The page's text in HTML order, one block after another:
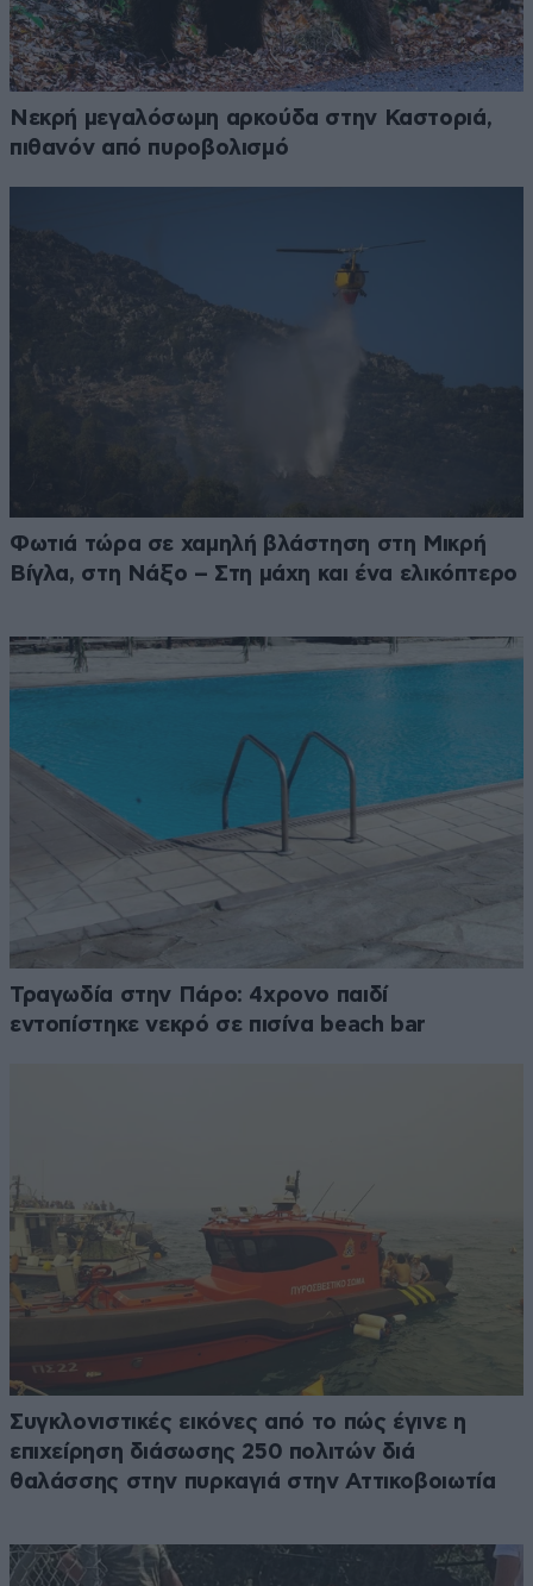
Νεκρή μεγαλόσωμη αρκούδα στην Καστοριά,
πιθανόν από πυροβολισμό
Φωτιά τώρα σε χαμηλή βλάστηση στη Μικρή
Βίγλα, στη Νάξο – Στη μάχη και ένα ελικόπτερο
Τραγωδία στην Πάρο: 4χρονο παιδί
εντοπίστηκε νεκρό σε πισίνα beach bar
Συγκλονιστικές εικόνες από το πώς έγινε η
επιχείρηση διάσωσης 250 πολιτών διά
θαλάσσης στην πυρκαγιά στην Αττικοβοιωτία